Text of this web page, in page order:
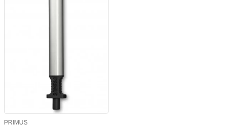
PRIMUS